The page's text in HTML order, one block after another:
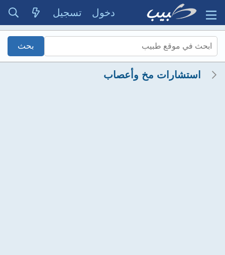
دخول تسجيل
استشارات مخ وأعصاب